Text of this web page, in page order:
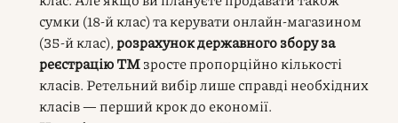
сумки (18-й клас) та керувати онлайн-магазином
(35-й клас), розрахунок державного збору за
реєстрацію ТМзросте пропорційно кількості
класів. Ретельний вибір лише справді необхідних
класів — перший крок до економії.